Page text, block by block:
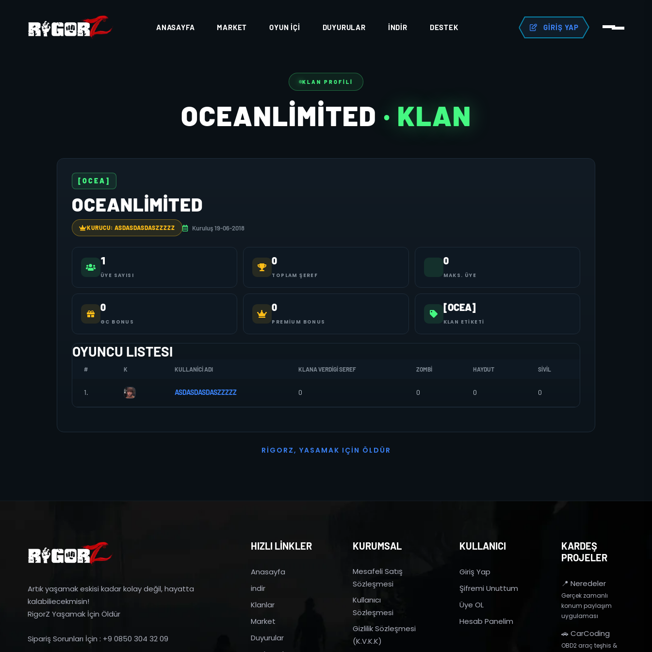
ANASAYFA MARKET OYUN İÇI DUYURULAR İNDIR DESTEK GIRIŞ YAP
KLAN PROFILI
OCEANLIMITED · KLAN
[OCEA]
OCEANLIMITED
KURUCU: ASDASDASDASZZZZZ Kuruluş 19-06-2018
1
ÜYE SAYISI
0
TOPLAM ŞEREF
0
MAKS. ÜYE
0
GC BONUS
0
PREMIUM BONUS
[OCEA]
KLAN ETIKETI
OYUNCU LISTESI
# K KULLANICI ADI KLANA VERDIGI SEREF ZOMBI HAYDUT SIVIL
1. ASDASDASDASZZZZZ 0 0 0 0
R I G O R Z, YASAMAK I ÇI N Ö L D Ü R
Artık yaşamak eskisi kadar kolay değil, hayatta
kalabiliecekmisin!
RigorZ Yaşamak İçin Öldür
Sipariş Sorunları İçin : +9 0850 304 32 09
HIZLI LİNKLER
Anasayfa
indir
Klanlar
Market
Duyurular
KURUMSAL
Mesafeli Satış
Sözleşmesi
Kullanıcı
Sözleşmesi
Gizlilik Sözleşmesi
(K.V.K.K)
KULLANICI
Giriş Yap
Şifremi Unuttum
Üye OL
Hesab Panelim
KARDEŞ
PROJELER
📍 Neredeler
Gerçek zamanlı
konum paylaşım
uygulaması
🚗 CarCoding
OBD2 araç teşhis &